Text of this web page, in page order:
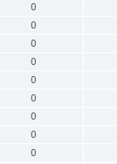
0
0
0
0
0
0
0
0
0